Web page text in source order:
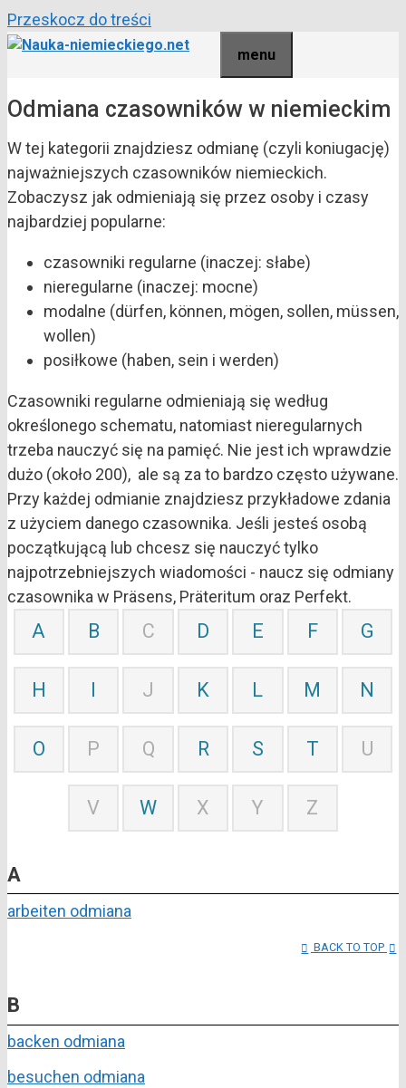
Przeskocz do treści
menu
Odmiana czasowników w niemieckim
W tej kategorii znajdziesz odmianę (czyli koniugację)
najważniejszych czasowników niemieckich.
Zobaczysz jak odmieniają się przez osoby i czasy
najbardziej popularne:
czasowniki regularne (inaczej: słabe)
nieregularne (inaczej: mocne)
modalne (dürfen, können, mögen, sollen, müssen,
wollen)
posiłkowe (haben, sein i werden)
Czasowniki regularne odmieniają się według
określonego schematu, natomiast nieregularnych
trzeba nauczyć się na pamięć. Nie jest ich wprawdzie
dużo (około 200), ale są za to bardzo często używane.
Przy każdej odmianie znajdziesz przykładowe zdania
z użyciem danego czasownika. Jeśli jesteś osobą
początkującą lub chcesz się nauczyć tylko
najpotrzebniejszych wiadomości - naucz się odmiany
czasownika w Präsens, Präteritum oraz Perfekt.
A B C D E F G
H I J K L M N
O P Q R S T U
V W X Y Z
A
arbeiten odmiana
BACK TO TOP
B
backen odmiana
besuchen odmiana